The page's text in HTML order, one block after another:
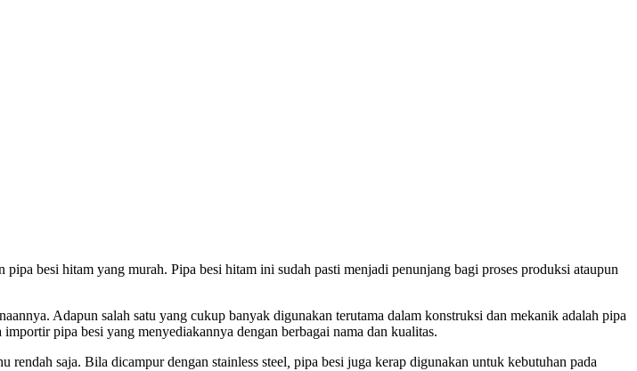
besi hitam yang murah. Pipa besi hitam ini sudah pasti menjadi penunjang bagi proses produksi ataupun
Adapun salah satu yang cukup banyak digunakan terutama dalam konstruksi dan mekanik adalah pipa
pipa besi yang menyediakannya dengan berbagai nama dan kualitas.
rendah saja. Bila dicampur dengan stainless steel pipa besi juga kerap digunakan untuk kebutuhan pada